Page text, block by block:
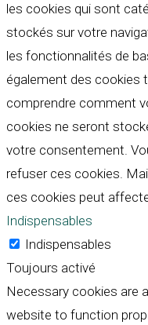
les cookies qui sont
stockés sur votre
les fonctionnalités de
également des cookies
comprendre comment
cookies ne seront
votre consentement.
refuser ces cookies.
ces cookies peut
Indispensables
Indispensables
Toujours activé
Necessary cookies are
website to function